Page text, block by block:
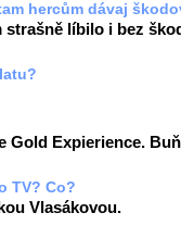
hercům dávaj
strašně líbilo i bez
Gold Expierience.
TV? Co?
Vlasákovou.